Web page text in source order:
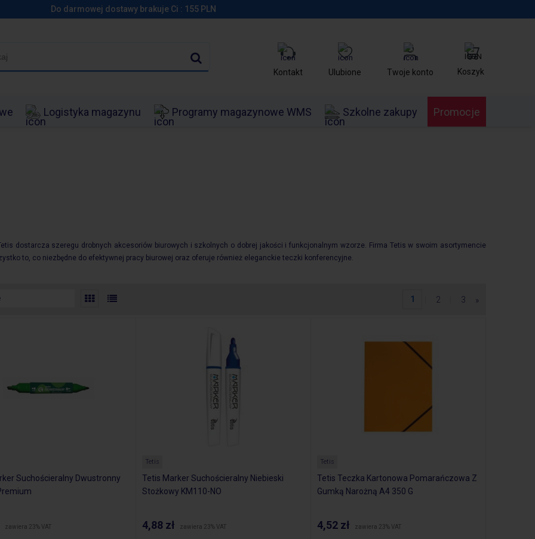
Do darmowej dostawy brakuje Ci : 155 PLN
Koszyk
Kontakt Ulubione Twoje konto
Logistyka magazynu Programy magazynowe WMS Szkolne zakupy Promocje
dostarcza szeregu drobnych akcesoriów biurowych i szkolnych o dobrej jakości i funkcjonalnym wzorze. Firma Tetis w swoim asortymencie
to, co niezbędne do efektywnej pracy biurowej oraz oferuje również eleganckie teczki konferencyjne.
1 2 3 »
Suchościeralny Dwustronny
zawiera 23% VAT
Tetis
Tetis Marker Suchościeralny Niebieski
Stożkowy KM110-NO
4,88 zł zawiera 23% VAT
Tetis
Tetis Teczka Kartonowa Pomarańczowa Z
Gumką Narożną A4 350 G
4,52 zł zawiera 23% VAT